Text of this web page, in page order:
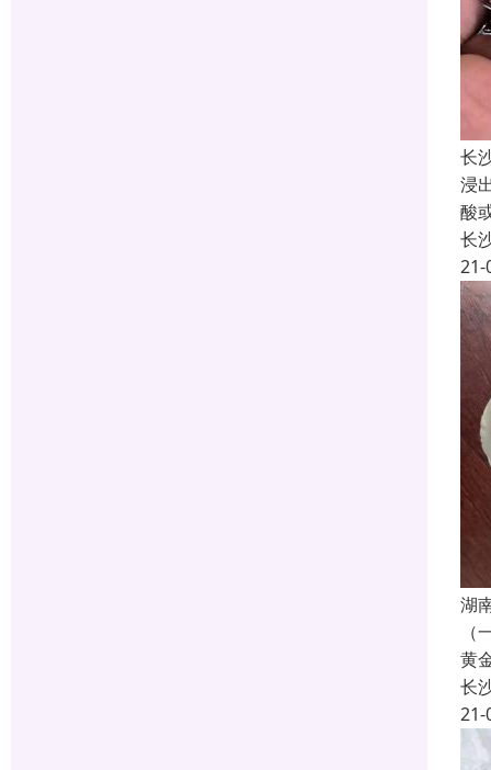
长
浸
酸
长
21-
湖
黄
长
21-